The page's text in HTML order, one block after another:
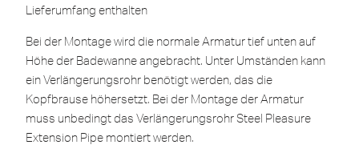
Lieferumfang enthalten
Bei der Montage wird die normale Armatur tief unten auf
Höhe der Badewanne angebracht. Unter Umständen kann
ein Verlängerungsrohr benötigt werden, das die
Kopfbrause höhersetzt. Bei der Montage der Armatur
muss unbedingt das Verlängerungsrohr Steel Pleasure
Extension Pipe montiert werden.